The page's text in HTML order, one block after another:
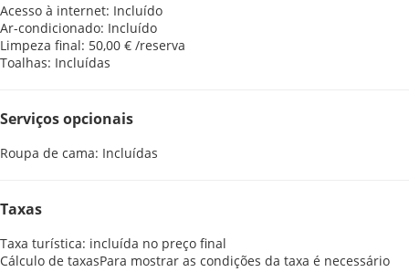
Acesso à internet: Incluído
Ar-condicionado: Incluído
Limpeza final: 50,00 € /reserva
Toalhas: Incluídas
Serviços opcionais
Roupa de cama: Incluídas
Taxas
Taxa turística: incluída no preço final
Cálculo de taxasPara mostrar as condições da taxa é necessário